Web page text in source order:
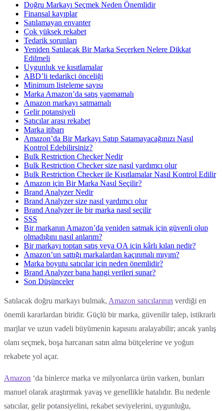
Doğru Markayı Seçmek Neden Önemlidir
Finansal kayıplar
Satılamayan envanter
Çok yüksek rekabet
Tedarik sorunları
Yeniden Satılacak Bir Marka Seçerken Nelere Dikkat
Edilmeli
Uygunluk ve kısıtlamalar
ABD’li tedarikçi önceliği
Minimum listeleme sayısı
Marka Amazon’da satış yapmamalı
Amazon markayı satmamalı
Gelir potansiyeli
Satıcılar arası rekabet
Marka itibarı
Amazon’da Bir Markayı Satıp Satamayacağınızı Nasıl
Kontrol Edebilirsiniz?
Bulk Restriction Checker Nedir
Bulk Restriction Checker size nasıl yardımcı olur
Bulk Restriction Checker ile Kısıtlamalar Nasıl Kontrol Edilir
Amazon için Bir Marka Nasıl Seçilir?
Brand Analyzer Nedir
Brand Analyzer size nasıl yardımcı olur
Brand Analyzer ile bir marka nasıl seçilir
SSS
Bir markanın Amazon’da yeniden satmak için güvenli olup
olmadığını nasıl anlarım?
Bir markayı toptan satış veya OA için kârlı kılan nedir?
Amazon’un sattığı markalardan kaçınmalı mıyım?
Marka boyutu satıcılar için neden önemlidir?
Brand Analyzer bana hangi verileri sunar?
Son Düşünceler
Satılacak doğru markayı bulmak, Amazon satıcılarının verdiği en
önemli kararlardan biridir. Güçlü bir marka, güvenilir talep, istikrarlı
marjlar ve uzun vadeli büyümenin kapısını aralayabilir; ancak yanlış
olanı seçmek, boşa harcanan satın alma bütçelerine ve yoğun
rekabete yol açar.
Amazon ‘da binlerce marka ve milyonlarca ürün varken, bunları
manuel olarak araştırmak yavaş ve genellikle hatalıdır. Bu nedenle
satıcılar, gelir potansiyelini, rekabet seviyelerini, uygunluğu,